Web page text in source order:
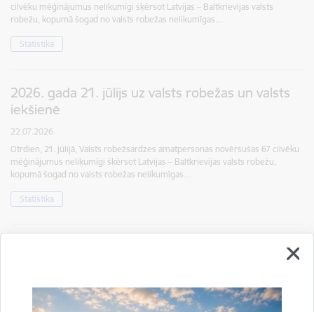
cilvēku mēģinājumus nelikumīgi šķērsot Latvijas – Baltkrievijas valsts
robežu, kopumā šogad no valsts robežas nelikumīgas…
Statistika
2026. gada 21. jūlijs uz valsts robežas un valsts
iekšienē
22.07.2026.
Otrdien, 21. jūlijā, Valsts robežsardzes amatpersonas novērsušas 67 cilvēku
mēģinājumus nelikumīgi šķērsot Latvijas – Baltkrievijas valsts robežu,
kopumā šogad no valsts robežas nelikumīgas…
Statistika
2026. gada 20. jūlijs uz valsts robežas un valsts
21.07.2026.
Pirmdien, 20. jūlijā, Valsts robežsardzes amatpersonas novērsušas 39